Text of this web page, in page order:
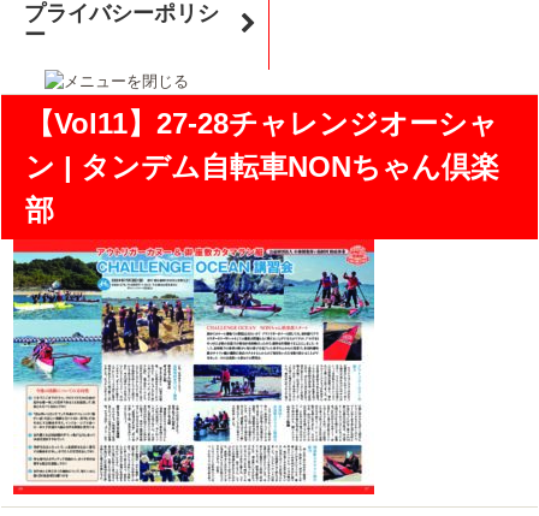
プライバシーポリシ
ー
【Vol11】27-28チャレンジオーシャ
ン | タンデム自転車NONちゃん倶楽
部